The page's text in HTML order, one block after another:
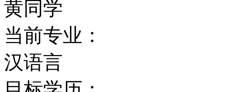
学、哲学、经济、英文
包括：社会科学(30%)、
觉及演艺(9%)、生命科
黄同学
当前专业：
汉语言